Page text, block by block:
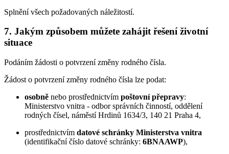
Splnění všech požadovaných náležitostí.
7. Jakým způsobem můžete zahájit řešení životní
situace
Podáním žádosti o potvrzení změny rodného čísla.
Žádost o potvrzení změny rodného čísla lze podat:
osobně nebo prostřednictvím poštovní přepravy:
Ministerstvo vnitra - odbor správních činností, oddělení
rodných čísel, náměstí Hrdinů 1634/3, 140 21 Praha 4,
prostřednictvím datové schránky Ministerstva vnitra
(identifikační číslo datové schránky: 6BNAAWP),